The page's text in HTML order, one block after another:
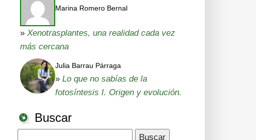
Marina Romero Bernal
» Xenotrasplantes, una realidad cada vez
más cercana
Julia Barrau Párraga
» Lo que no sabías de la
fotosíntesis I. Origen y evolución.
Buscar